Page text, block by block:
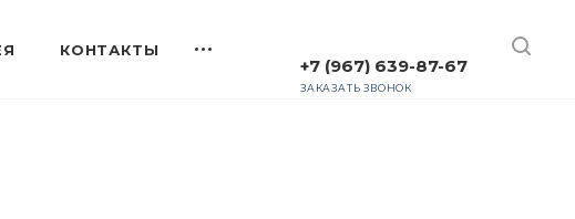
+7 (967) 639-87-67
ЗАКАЗАТЬ ЗВОНОК